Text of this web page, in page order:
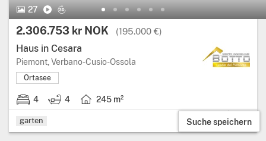
27
27 Bilder.VideoVirtuelle Tour
Preis:
2.306.753 kr NOK (195.000 €)
Haus in Cesara
Piemont, Verbano-Cusio-Ossola Region: Piemont, provinz:
Ortasee
4
4 schlafzimmer.
4
4 badezimmer.245 m²
Wohnfläche: 245 Quadratmeter.
garten Suche speichern